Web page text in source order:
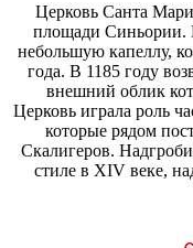
Церковь Санта
площади Синьории.
небольшую капеллу,
года. В 1185 году
внешний облик
Церковь играла роль
которые рядом
Скалигеров.
стиле в XIV веке,